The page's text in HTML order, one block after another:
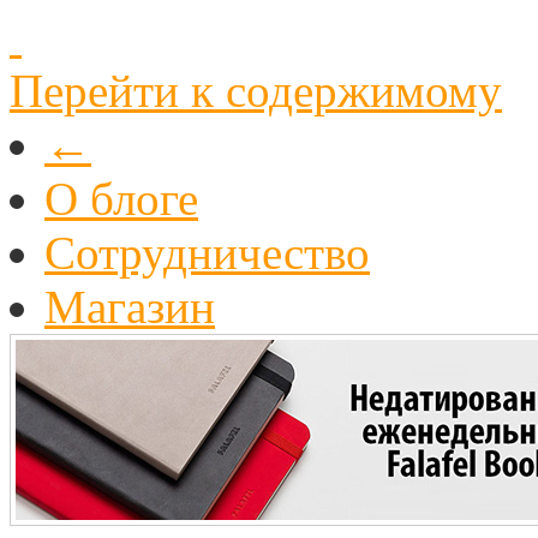
Перейти к содержимому
←
О блоге
Cотрудничество
Магазин